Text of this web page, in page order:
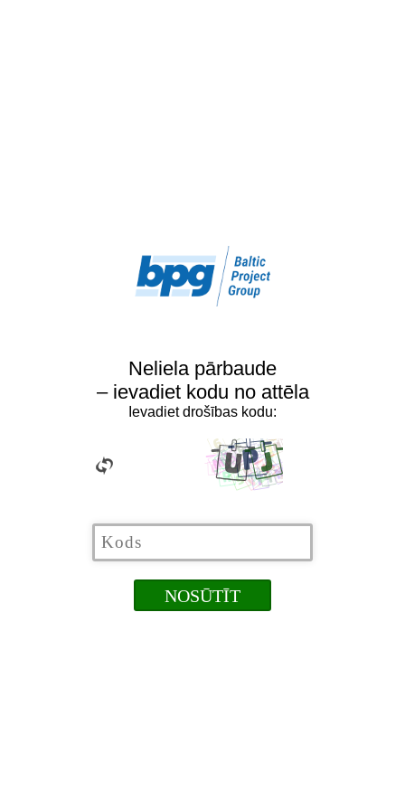
Neliela pārbaude
– ievadiet kodu no attēla
Ievadiet drošības kodu: